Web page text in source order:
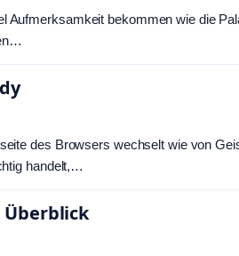
Aufmerksamkeit bekommen wie die
des Browsers wechselt wie von
handelt,…